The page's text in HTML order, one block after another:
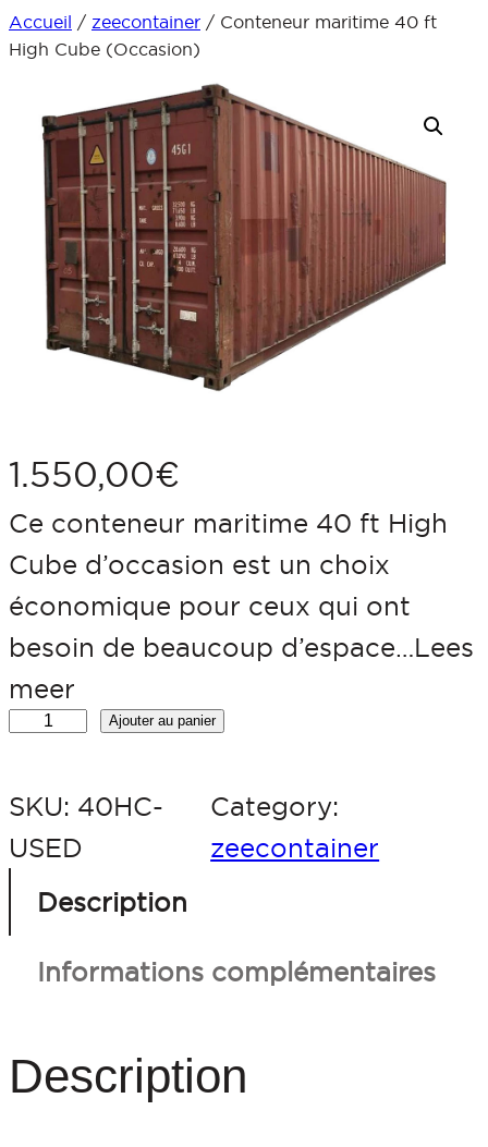
Aller
au
contenu
Accueil / zeecontainer / Conteneur maritime 40 ft
High Cube (Occasion)
1.550,00€
Ce conteneur maritime 40 ft High
Cube d’occasion est un choix
économique pour ceux qui ont
besoin de beaucoup d’espace…Lees
meer
q
a
n
i
d
e
Ajouter au panier
SKU: 40HC-
USED
Category:
zeecontainer
Description
Informations complémentaires
Description